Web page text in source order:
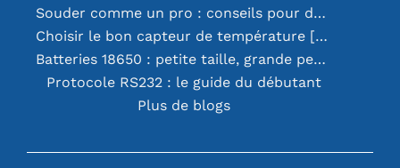
Souder comme un pro : conseils pour des connexions électroniques parfaites
Choisir le bon capteur de température [youtube]
Batteries 18650 : petite taille, grande performance
Protocole RS232 : le guide du débutant
Plus de blogs